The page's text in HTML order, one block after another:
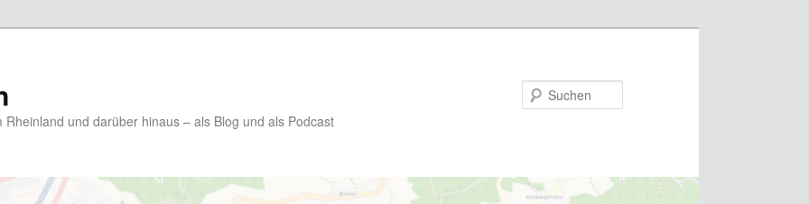
und darüber hinaus – als Blog und als Podcast